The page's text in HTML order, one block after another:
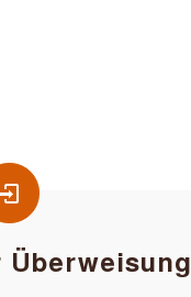
Überweisung